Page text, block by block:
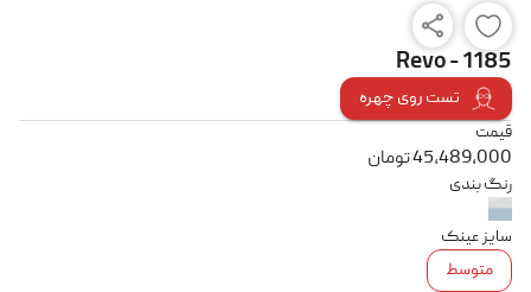
Revo - 1185
تست روی چهره
قیمت
45,489,000تومان
رنگ بندی
سایز عینک
متوسط